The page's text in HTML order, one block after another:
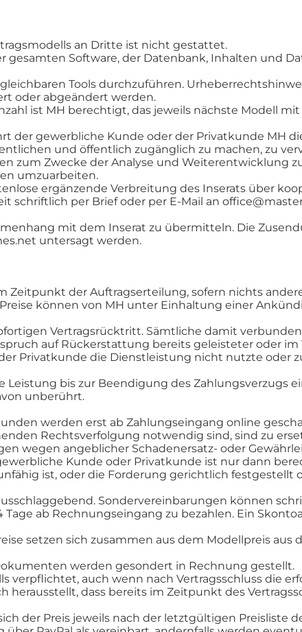
an Dritte ist nicht gestattet.
Software, der Datenbank, Inhalten und
Tools durchzuführen.
oder abgeändert werden.
ist MH berechtigt, das jeweils nächste Modell
der gewerbliche Kunde oder der Privatkunde MH
und öffentlich zugänglich zu machen, zu
Zwecke der Analyse und Weiterentwicklung
umzuarbeiten.
ergänzende Verbreitung des Inserats über
schriftlich per Brief oder per E-Mail an
mit dem Inserat zu übermitteln. Die
untersagt werden.
Zeitpunkt der Auftragserteilung, sofern nichts
können von MH unter Einhaltung einer
Vertragsrücktritt. Sämtliche damit
auf Rückerstattung bereits geleisteter oder im
Privatkunde die Dienstleistung nicht nutzte oder
Leistung bis zur Beendigung des Zahlungsverzugs
unberührt.
werden erst ab Zahlungseingang online
Rechtsverfolgung notwendig sind, sind zu
wegen angeblicher Schadenersatz- oder
Kunde oder Privatkunde ist nur dann
ist, oder die Forderung gerichtlich festgestellt
Sondervereinbarungen können
ab Rechnungseingang zu bezahlen. Ein
setzen sich zusammen aus dem Modellpreis aus
werden gesondert in Rechnung gestellt.
verpflichtet, auch wenn nach Vertragsschluss die
dass bereits im Zeitpunkt des
der Preis jeweils nach der letztgültigen Preisliste